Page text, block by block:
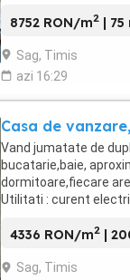
8752 RON/m2 | 75
Sag, Timis
azi 16:29
Casa de
Vand jumatate de
bucatarie,baie,
dormitoare,fiecare
Utilitati : curent
4336 RON/m2 |
Sag, Timis